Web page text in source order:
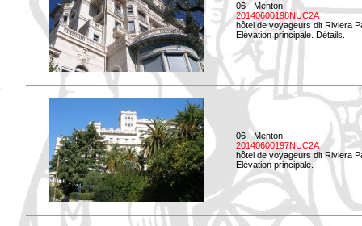
06 - Menton
20140600198NUC2A
hôtel de voyageurs dit Riviera
Elévation principale. Détails.
06 - Menton
20140600197NUC2A
hôtel de voyageurs dit Riviera
Elévation principale.